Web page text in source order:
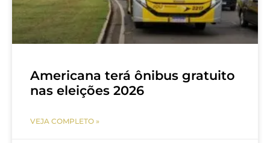
Americana terá ônibus gratuito
nas eleições 2026
VEJA COMPLETO »